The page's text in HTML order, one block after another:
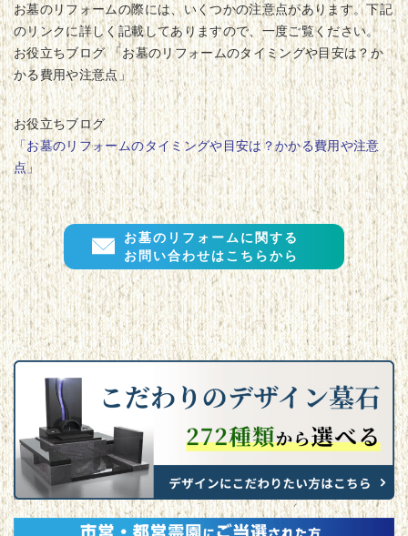
お墓のリフォームの際には、いくつかの注意点があります。下記
のリンクに詳しく記載してありますので、一度ご覧ください。
お役立ちブログ 「お墓のリフォームのタイミングや目安は？か
かる費用や注意点」
お役立ちブログ
「お墓のリフォームのタイミングや目安は？かかる費用や注意
点」
お墓のリフォームに関する
お問い合わせはこちらから